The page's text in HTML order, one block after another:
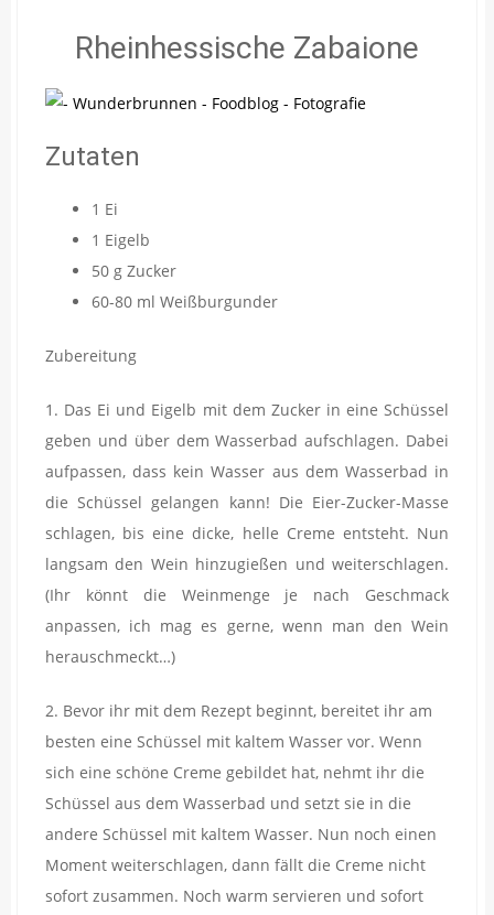
Rheinhessische Zabaione
Zutaten
1 Ei
1 Eigelb
50 g Zucker
60-80 ml Weißburgunder
Zubereitung
1. Das Ei und Eigelb mit dem Zucker in eine Schüssel
geben und über dem Wasserbad aufschlagen. Dabei
aufpassen, dass kein Wasser aus dem Wasserbad in
die Schüssel gelangen kann! Die Eier-Zucker-Masse
schlagen, bis eine dicke, helle Creme entsteht. Nun
langsam den Wein hinzugießen und weiterschlagen.
(Ihr könnt die Weinmenge je nach Geschmack
anpassen, ich mag es gerne, wenn man den Wein
herauschmeckt…)
2. Bevor ihr mit dem Rezept beginnt, bereitet ihr am
besten eine Schüssel mit kaltem Wasser vor. Wenn
sich eine schöne Creme gebildet hat, nehmt ihr die
Schüssel aus dem Wasserbad und setzt sie in die
andere Schüssel mit kaltem Wasser. Nun noch einen
Moment weiterschlagen, dann fällt die Creme nicht
sofort zusammen. Noch warm servieren und sofort